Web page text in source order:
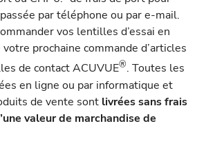
par téléphone ou par e-mail.
vos lentilles d’essai en
prochaine commande d’articles
de contact ACUVUE®. Toutes les
en ligne ou par informatique et
de vente sont livrées sans frais
valeur de marchandise de